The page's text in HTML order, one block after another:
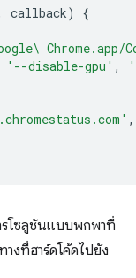
callback)
{
Chrome.app/
'--disable-gpu' ,
,
โซลูชันแบบพกพาที่
งที่ฮาร์ดโค้ดไปยัง